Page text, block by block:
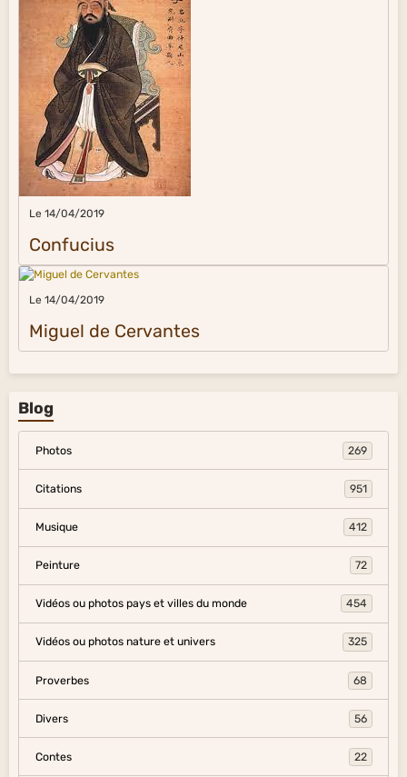
Le 14/04/2019
Confucius
Le 14/04/2019
Miguel de Cervantes
Blog
Photos 269
Citations 951
Musique 412
Peinture 72
Vidéos ou photos pays et villes du monde 454
Vidéos ou photos nature et univers 325
Proverbes 68
Divers 56
Contes 22